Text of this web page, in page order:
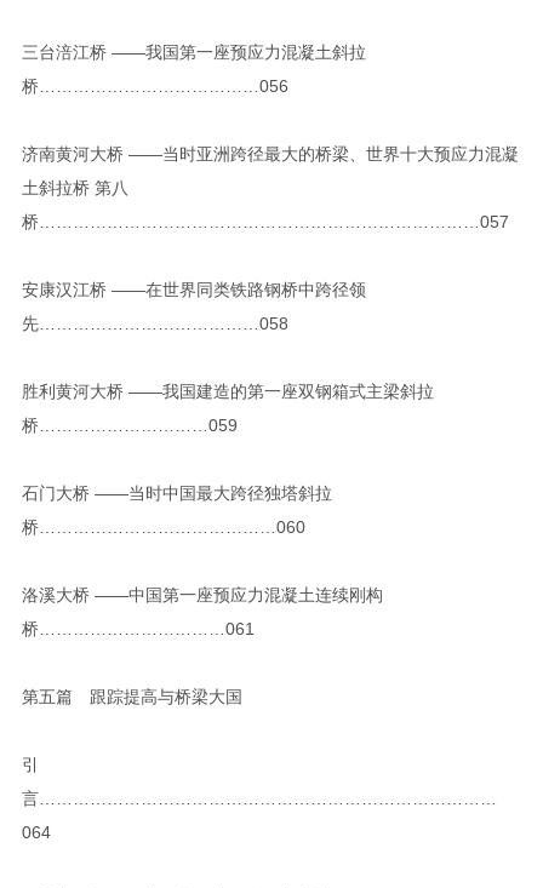
三台涪江桥 ——我国第一座预应力混凝土斜拉
桥…………………………………056
济南黄河大桥 ——当时亚洲跨径最大的桥梁、世界十大预应力混凝
土斜拉桥 第八
桥……………………………………………………………………057
安康汉江桥 ——在世界同类铁路钢桥中跨径领
先…………………………………058
胜利黄河大桥 ——我国建造的第一座双钢箱式主梁斜拉
桥…………………………059
石门大桥 ——当时中国最大跨径独塔斜拉
桥……………………………………060
洛溪大桥 ——中国第一座预应力混凝土连续刚构
桥……………………………061
第五篇 跟踪提高与桥梁大国
引
言………………………………………………………………………
064